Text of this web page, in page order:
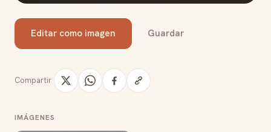
Editar como imagen Guardar
Compartir
IMÁGENES